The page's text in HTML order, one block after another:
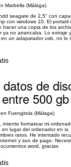
Marbella (Málaga)
seagate de 2,5" con
con windows 10. El portatil
una copia de los
ya no arrancaba. Lo extraje
un adapatador usb, no lo
de
500
Fuengirola (Málaga)
intente formatear mi
en lugar del ordenador en
raros. He intentado
y son de pago.
word, gracias